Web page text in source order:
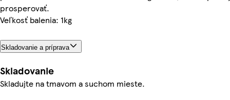
prosperovať.
Veľkosť balenia: 1kg
Skladovanie a príprava
Skladovanie
Skladujte na tmavom a suchom mieste.